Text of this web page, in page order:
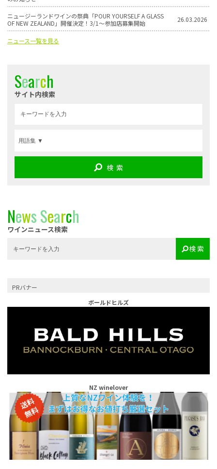
ニュージーランドワインの祭典「POUR YOURSELF A GLASS
OF NEW ZEALAND」開催決定！3/1〜参加店募集開始
26.03.2026
ニュース一覧を見る
Search
サイト内検索
検 索
NewsSearch
ワインニュース検索
検 索
PRバナー
ボールドヒルズ
NZ winelover